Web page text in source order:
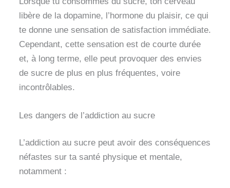
libère de la dopamine, l’hormone du plaisir, ce qui
te donne une sensation de satisfaction immédiate.
Cependant, cette sensation est de courte durée
et, à long terme, elle peut provoquer des envies
de sucre de plus en plus fréquentes, voire
incontrôlables.
Les dangers de l’addiction au sucre
L’addiction au sucre peut avoir des conséquences
néfastes sur ta santé physique et mentale,
notamment :